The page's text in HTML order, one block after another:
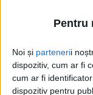
Pentru
Noi și partenerii
dispozitiv, cum ar fi
cum ar fi
dispozitiv pentru